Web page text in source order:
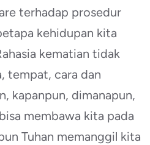
terhadap prosedur
kehidupan kita
kematian tidak
tempat, cara dan
kapanpun, dimanapun,
membawa kita pada
Tuhan memanggil kita